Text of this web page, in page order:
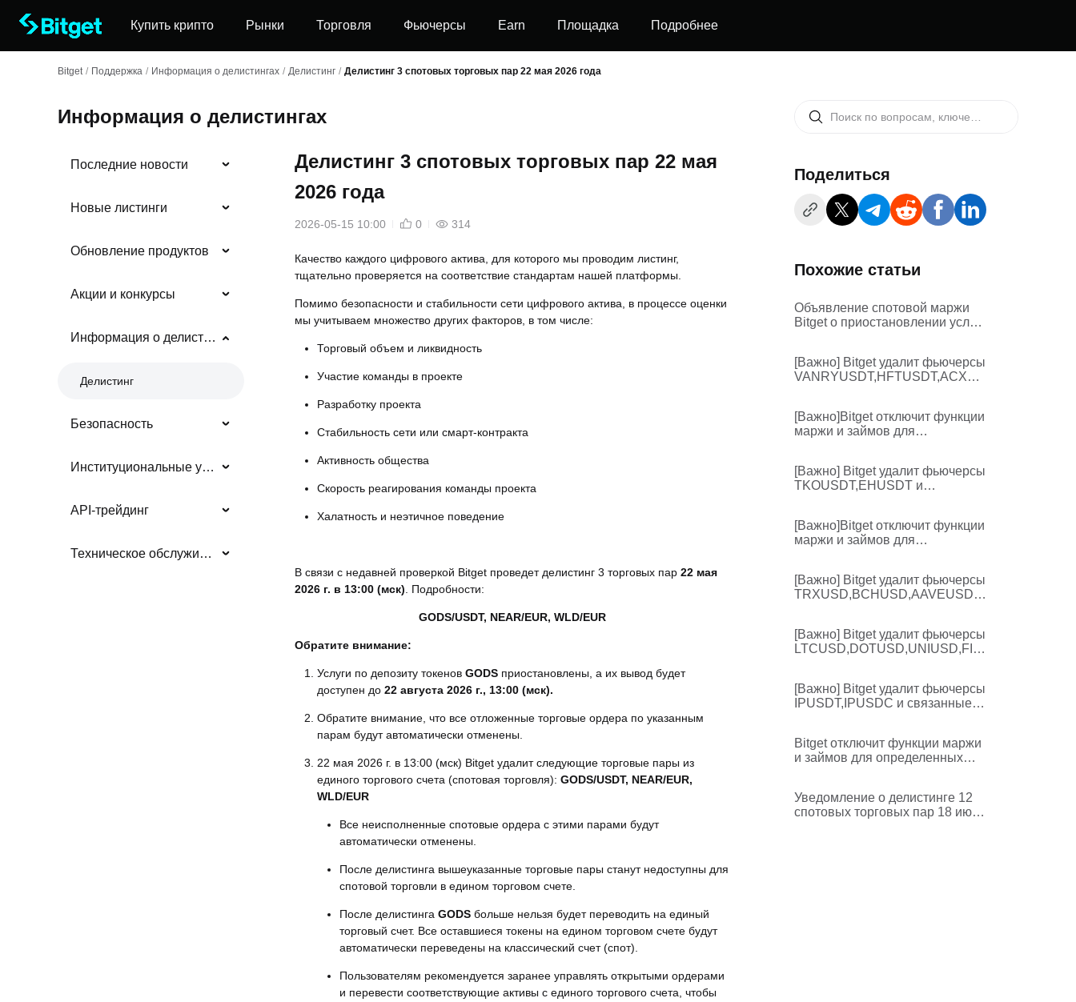
Купить крипто Рынки Торговля Фьючерсы Earn Площадка Подробнее
Bitget / Поддержка / Информация о делистингах / Делистинг / Делистинг 3 спотовых торговых пар 22 мая 2026 года
Информация о делистингах
Последние новости
Новые листинги
Обновление продуктов
Акции и конкурсы
Информация о делистингах
Делистинг
Безопасность
Институциональные услуги
API-трейдинг
Техническое обслуживание/обновления системы
Делистинг 3 спотовых торговых пар 22 мая
2026 года
2026-05-15 10:00 0 314
Качество каждого цифрового актива, для которого мы проводим листинг,
тщательно проверяется на соответствие стандартам нашей платформы.
Помимо безопасности и стабильности сети цифрового актива, в процессе оценки
мы учитываем множество других факторов, в том числе:
Торговый объем и ликвидность
Участие команды в проекте
Разработку проекта
Стабильность сети или смарт-контракта
Активность общества
Скорость реагирования команды проекта
Халатность и неэтичное поведение
В связи с недавней проверкой Bitget проведет делистинг 3 торговых пар 22 мая
2026 г. в 13:00 (мск) . Подробности:
GODS/USDT, NEAR/EUR, WLD/EUR
Обратите внимание:
Услуги по депозиту токенов GODS приостановлены, а их вывод будет
доступен до 22 августа 2026 г., 13:00 (мск).
Обратите внимание, что все отложенные торговые ордера по указанным
парам будут автоматически отменены.
22 мая 2026 г. в 13:00 (мск) Bitget удалит следующие торговые пары из
единого торгового счета (спотовая торговля): GODS/USDT, NEAR/EUR,
WLD/EUR
Все неисполненные спотовые ордера с этими парами будут
автоматически отменены.
После делистинга вышеуказанные торговые пары станут недоступны для
спотовой торговли в едином торговом счете.
После делистинга GODS больше нельзя будет переводить на единый
торговый счет. Все оставшиеся токены на едином торговом счете будут
автоматически переведены на классический счет (спот).
Пользователям рекомендуется заранее управлять открытыми ордерами
и перевести соответствующие активы с единого торгового счета, чтобы
Поделиться
Похожие статьи
Объявление спотовой маржи
Bitget о приостановлении услуг
VANRY/USDT
[Важно] Bitget удалит фьючерсы
VANRYUSDT,HFTUSDT,ACXUS
[Важно]Bitget отключит функции
маржи и займов для
[Важно] Bitget удалит фьючерсы
TKOUSDT,EHUSDT и
[Важно]Bitget отключит функции
маржи и займов для
[Важно] Bitget удалит фьючерсы
TRXUSD,BCHUSD,AAVEUSD,S
[Важно] Bitget удалит фьючерсы
LTCUSD,DOTUSD,UNIUSD,FIL
[Важно] Bitget удалит фьючерсы
IPUSDT,IPUSDC и связанные с
Bitget отключит функции маржи
и займов для определенных
Уведомление о делистинге 12
спотовых торговых пар 18 июня